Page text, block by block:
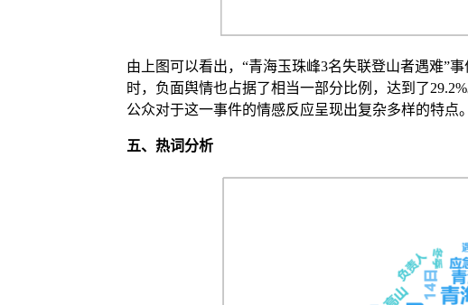
由上图可以看出，“青海玉珠峰3名失联登山者遇难”
时，负面舆情也占据了相当一部分比例，达到了
公众对于这一事件的情感反应呈现出复杂多样的特点。
五、 热词分析